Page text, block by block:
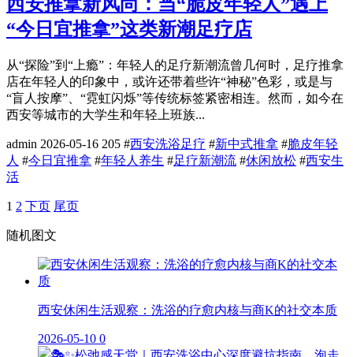
西安推拿新风尚：当“脆皮年轻人”遇上
“今日宜推拿”这类新潮足疗店
从“探险”到“上瘾”：年轻人的足疗新潮流曾几何时，足疗推拿
店在年轻人的印象中，或许还带着些许“神秘”色彩，或是与
“盲人按摩”、“霓虹闪烁”等传统标签紧密相连。然而，如今在
西安等城市的大学生和年轻上班族...
admin 2026-05-16 205 #西安洗浴足疗 #新中式推拿 #脆皮年轻
人 #今日宜推拿 #年轻人养生 #足疗新潮流 #休闲放松 #西安生
活
1 2 下页 尾页
随机图文
西安休闲生活观察：洗浴的疗愈内核与商K的社交本质
2026-05-10 0